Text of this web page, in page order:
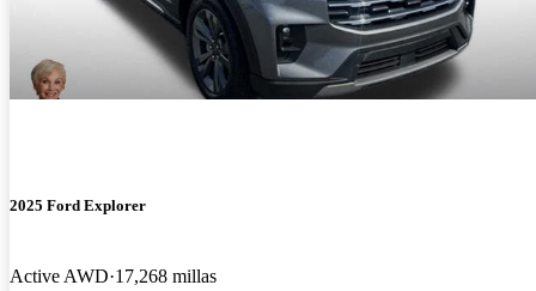
2025 Ford Explorer
Active AWD 17,268 millas